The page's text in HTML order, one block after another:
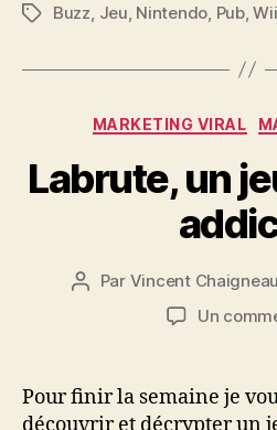
Étiquettes
Buzz Jeu Nintendo Pub,Wii
MARKETING VIRAL
Labrute, un
Auteur
Par Vincent Chaigneau
Un
Pour finir la semaine je